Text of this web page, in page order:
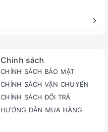
Chính sách
CHÍNH SÁCH BẢO MẬT
CHÍNH SÁCH VẬN CHUYỂN
CHÍNH SÁCH ĐỔI TRẢ
HƯỚNG DẪN MUA HÀNG